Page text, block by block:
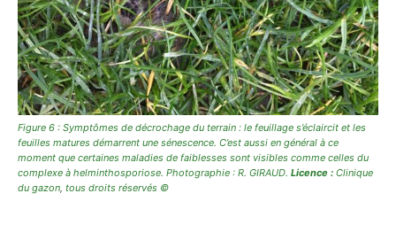
Figure 6 : Symptômes de décrochage du terrain : le feuillage s’éclaircit et les
feuilles matures démarrent une sénescence. C’est aussi en général à ce
moment que certaines maladies de faiblesses sont visibles comme celles du
complexe à helminthosporiose. Photographie : R. GIRAUD. Licence : Clinique
du gazon, tous droits réservés ©